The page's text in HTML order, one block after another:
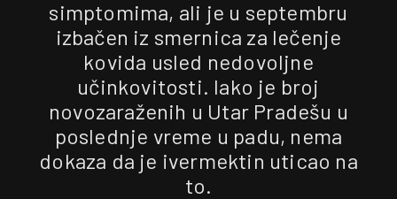
simptomima, ali je u septembru
izbačen iz smernica za lečenje
kovida usled nedovoljne
učinkovitosti. Iako je broj
novozaraženih u Utar Pradešu u
poslednje vreme u padu, nema
dokaza da je ivermektin uticao na
to.